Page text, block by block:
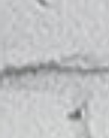
Мастерок
90gr YBF015